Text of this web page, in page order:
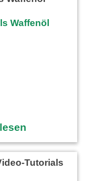
Tutorials